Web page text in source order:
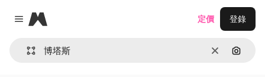
Close menu
Magnific
清除 通過圖
定價 登錄